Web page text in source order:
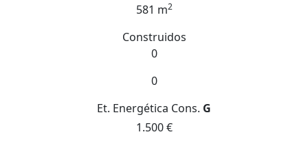
581 m2
Construidos
0
0
Et. Energética Cons. G
1.500 €